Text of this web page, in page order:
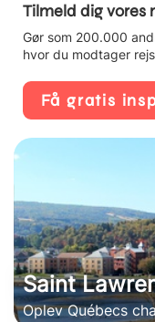
Tilmeld dig vores
Gør som 200.000
hvor du modtager
Få gratis
Saint
Oplev Québecs